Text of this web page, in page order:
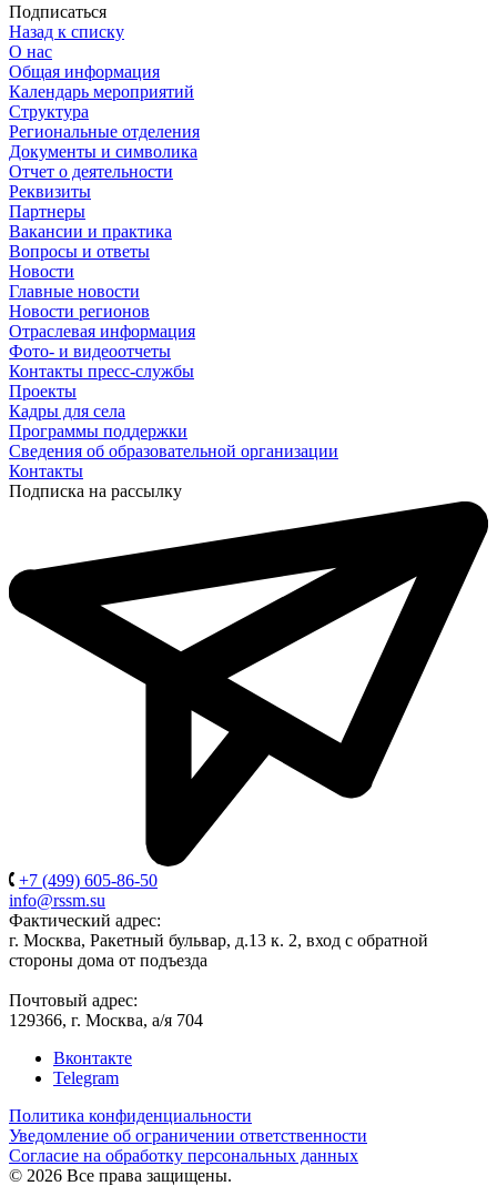
Подписаться
Назад к списку
О нас
Общая информация
Календарь мероприятий
Структура
Региональные отделения
Документы и символика
Отчет о деятельности
Реквизиты
Партнеры
Вакансии и практика
Вопросы и ответы
Новости
Главные новости
Новости регионов
Отраслевая информация
Фото- и видеоотчеты
Контакты пресс-службы
Проекты
Кадры для села
Программы поддержки
Сведения об образовательной организации
Контакты
Подписка на рассылку
+7 (499) 605-86-50
info@rssm.su
Фактический адрес:
г. Москва, Ракетный бульвар, д.13 к. 2, вход с обратной
стороны дома от подъезда
Почтовый адрес:
129366, г. Москва, а/я 704
Вконтакте
Telegram
Политика конфиденциальности
Уведомление об ограничении ответственности
Согласие на обработку персональных данных
© 2026 Все права защищены.